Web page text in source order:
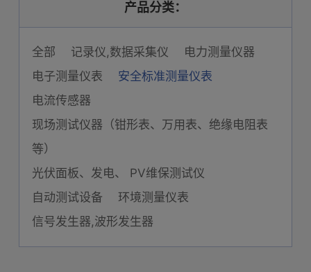
产品分类：
全部 记录仪,数据采集仪
电力测量仪器
电子测量仪表
安全标准测量仪表
电流传感器
现场测试仪器（钳形表、万用表、绝缘电阻表
等）
光伏面板、发电、 PV维保测试仪
自动测试设备
环境测量仪表
信号发生器,波形发生器